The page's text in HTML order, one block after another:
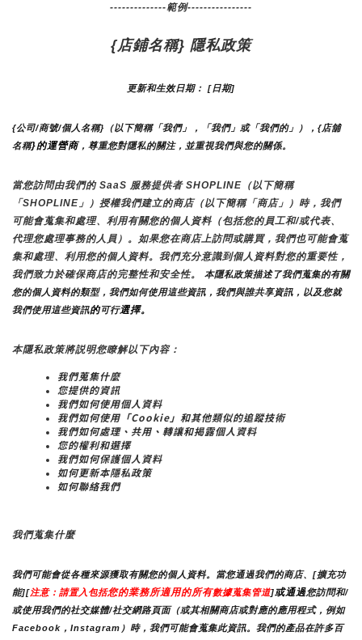
--------------範例----------------
{店鋪名稱} 隱私政策
更新和生效日期： [日期]
{公司/商號/個人名稱}（以下簡稱「我們」，「我們」或「我們的」），{店舖
名稱}的運營商，尊重您對隱私的關注，並重視我們與您的關係。
當您訪問由我們的 SaaS 服務提供者 SHOPLINE（以下簡稱
「SHOPLINE」）授權我們建立的商店（以下簡稱「商店」）時，我們
可能會蒐集和處理、利用有關您的個人資料（包括您的員工和/或代表、
代理您處理事務的人員）。如果您在商店上訪問或購買，我們也可能會蒐
集和處理、利用您的個人資料。我們充分意識到個人資料對您的重要性，
我們致力於確保商店的完整性和安全性。
本隱私政策描述了我們蒐集的有關
您的個人資料的類型，我們如何使用這些資訊，我們與誰共享資訊，以及您就
我們使用這些資訊的可行選擇。
本隱私政策將説明您瞭解以下內容：
我們蒐集什麼
您提供的資訊
我們如何使用個人資料
我們如何使用「Cookie」和其他類似的追蹤技術
我們如何處理、共用、轉讓和揭露個人資料
您的權利和選擇
我們如何保護個人資料
如何更新本隱私政策
如何聯絡我們
我們蒐集什麼
我們可能會從各種來源獲取有關您的個人資料。當您通過我們的商店、[擴充功
能][注意：請置入包括您的業務所適用的所有數據蒐集管道]或通過您訪問和/
或使用我們的社交媒體/社交網路頁面（或其相關商店或對應的應用程式，例如
Facebook，Instagram）時，我們可能會蒐集此資訊。我們的產品在許多百